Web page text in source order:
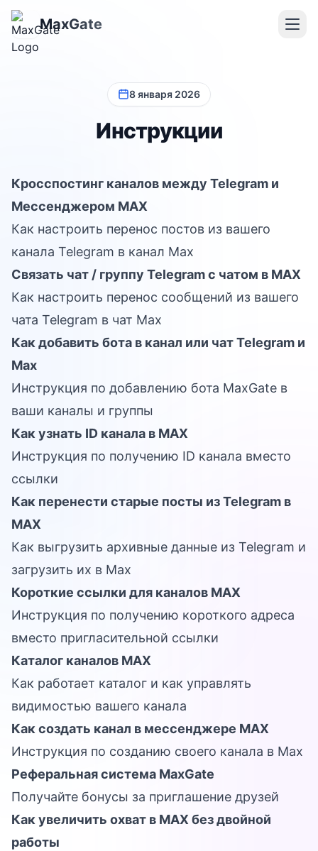
MaxGate
8 января 2026
Инструкции
Кросспостинг каналов между Telegram и
Мессенджером MAX
Как настроить перенос постов из вашего
канала Telegram в канал Max
Связать чат / группу Telegram с чатом в MAX
Как настроить перенос сообщений из вашего
чата Telegram в чат Max
Как добавить бота в канал или чат Telegram и
Max
Инструкция по добавлению бота MaxGate в
ваши каналы и группы
Как узнать ID канала в MAX
Инструкция по получению ID канала вместо
ссылки
Как перенести старые посты из Telegram в
MAX
Как выгрузить архивные данные из Telegram и
загрузить их в Max
Короткие ссылки для каналов MAX
Инструкция по получению короткого адреса
вместо пригласительной ссылки
Каталог каналов MAX
Как работает каталог и как управлять
видимостью вашего канала
Как создать канал в мессенджере MAX
Инструкция по созданию своего канала в Max
Реферальная система MaxGate
Получайте бонусы за приглашение друзей
Как увеличить охват в MAX без двойной
работы